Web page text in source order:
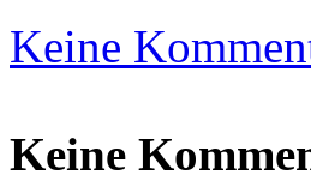
Keine
Keine